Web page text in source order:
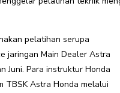
pelatihan serupa
jaringan Main Dealer Astra
Juni. Para instruktur Honda
TBSK Astra Honda melalui